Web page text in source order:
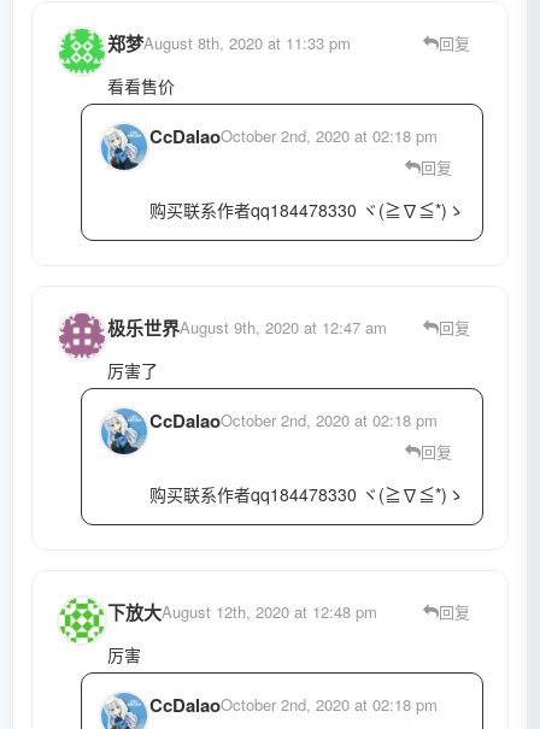
郑梦August 8th, 2020 at 11:33 pm 回复
看看售价
CcDalaoOctober 2nd, 2020 at 02:18 pm
回复
购买联系作者qq184478330 ヾ(≧∇≦*)ゝ
极乐世界August 9th, 2020 at 12:47 am 回复
厉害了
CcDalaoOctober 2nd, 2020 at 02:18 pm
回复
购买联系作者qq184478330 ヾ(≧∇≦*)ゝ
下放大August 12th, 2020 at 12:48 pm 回复
厉害
CcDalaoOctober 2nd, 2020 at 02:18 pm